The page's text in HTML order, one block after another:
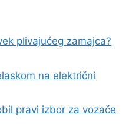
plivajućeg zamajca?
na električni
pravi izbor za vozače